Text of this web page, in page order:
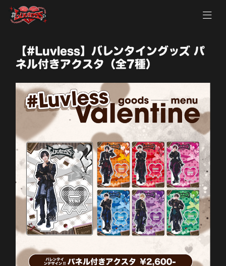
【#Luvless】バレンタイングッズ パ
ネル付きアクスタ（全7種）